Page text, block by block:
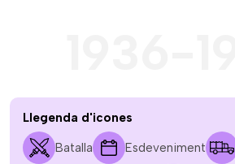
Llegenda d'icones
Batalla Esdeveniment